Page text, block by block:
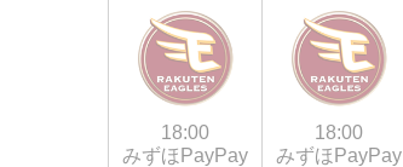
18:00
みずほPayPay
18:00
みずほPayPay